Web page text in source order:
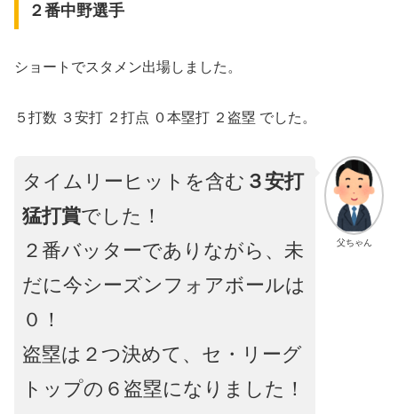
２番中野選手
ショートでスタメン出場しました。
５打数 ３安打 ２打点 ０本塁打 ２盗塁 でした。
父ちゃん
タイムリーヒットを含む ３安打
猛打賞でした！
２番バッターでありながら、未
だに今シーズンフォアボールは
０！
盗塁は２つ決めて、セ・リーグ
トップの６盗塁になりました！